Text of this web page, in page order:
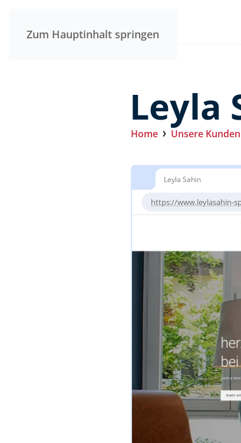
Zum Hauptinhalt springen
Leyla
Home Unsere Kunden
Leyla Sahin
https://www.leylasahin-